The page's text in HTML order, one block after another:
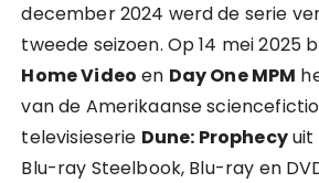
december 2024 werd de serie
tweede seizoen. Op 14 mei 2025
Home Video en Day One MPM
van de Amerikaanse
televisieserie Dune: Prophecyuit
Blu-ray Steelbook, Blu-ray en